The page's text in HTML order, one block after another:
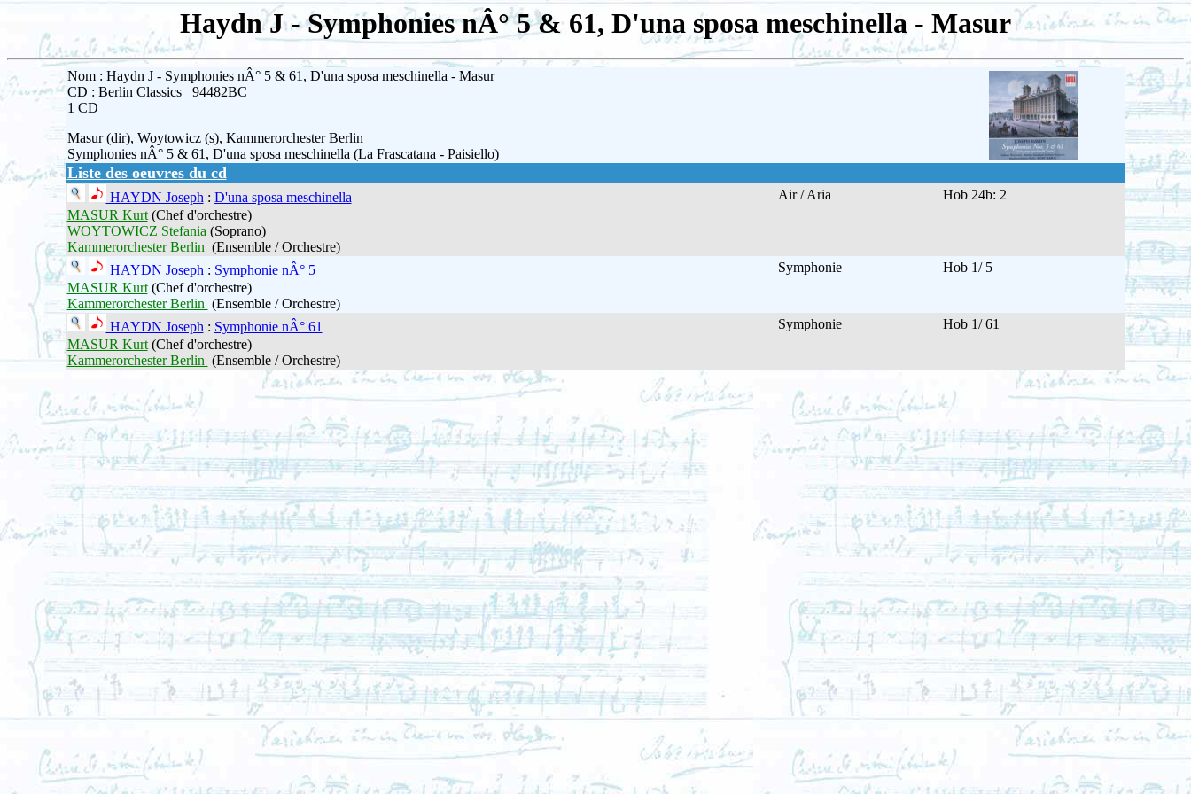
Haydn J - Symphonies nÂ° 5 & 61, D'una sposa meschinella - Masur
Nom : Haydn J - Symphonies nÂ° 5 & 61, D'una sposa meschinella - Masur
CD : Berlin Classics 94482BC
1 CD
Masur (dir), Woytowicz (s), Kammerorchester Berlin
Symphonies nÂ° 5 & 61, D'una sposa meschinella (La Frascatana - Paisiello)
Liste des oeuvres du cd
HAYDN Joseph: D'una sposa meschinella Air / Aria
Hob 24b: 2
MASUR Kurt(Chef d'orchestre)
WOYTOWICZ Stefania(Soprano)
Kammerorchester Berlin (Ensemble / Orchestre)
HAYDN Joseph: Symphonie nÂ° 5 Symphonie
Hob 1/ 5
MASUR Kurt(Chef d'orchestre)
Kammerorchester Berlin (Ensemble / Orchestre)
HAYDN Joseph: Symphonie nÂ° 61 Symphonie
Hob 1/ 61
MASUR Kurt(Chef d'orchestre)
Kammerorchester Berlin (Ensemble / Orchestre)